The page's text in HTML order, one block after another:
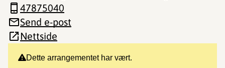
Dette arrangementet har vært.
47875040
Send e-post
Nettside